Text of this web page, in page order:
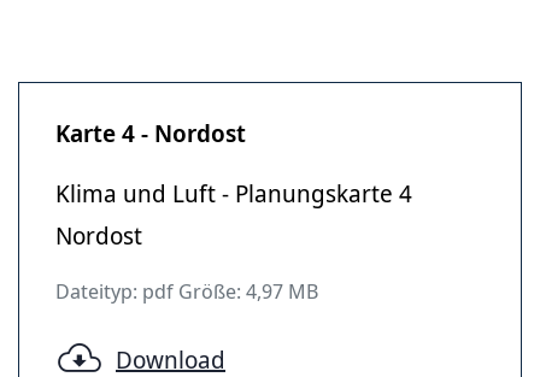
Karte 4 - Nordost
Klima und Luft - Planungskarte 4
Nordost
Dateityp: pdf Größe: 4,97 MB
Download